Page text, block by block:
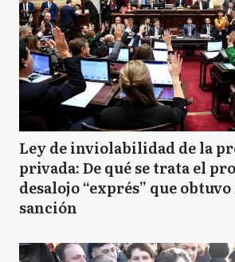
Ley de inviolabilidad de la
privada: De qué se trata el
desalojo “exprés” que
sanción